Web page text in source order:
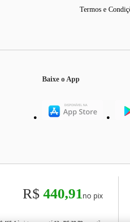
R$ 440,91no pix
Termos e
Baixe o App
compras efetuadas no site, podendo
estão sujeitos a alteração